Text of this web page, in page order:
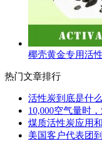
椰壳黄金专用活
热门文章排行
活性炭到底是什
10,000空气量时
煤质活性炭应用
美国客户代表团